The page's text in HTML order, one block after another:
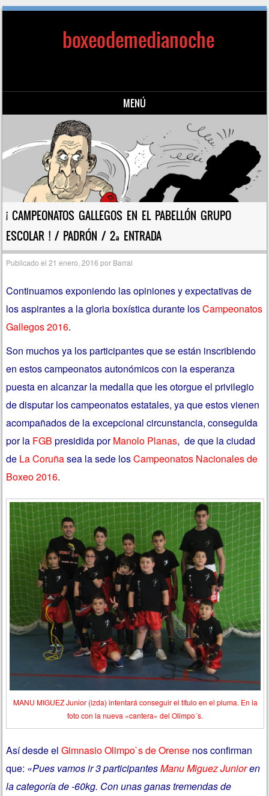
boxeodemedianoche
MENÚ
Saltar al contenido
¡ CAMPEONATOS GALLEGOS EN EL PABELLÓN GRUPO
ESCOLAR ! / PADRÓN / 2ª ENTRADA
Publicado el21 enero, 2016 por Barral
Continuamos exponiendo las opiniones y expectativas de
los aspirantes a la gloria boxística durante losCampeonatos
Gallegos 2016.
Son muchos ya los participantes que se están inscribiendo
en estos campeonatos autonómicos con la esperanza
puesta en alcanzar la medalla que les otorgue el privilegio
de disputar los campeonatos estatales, ya que estos vienen
acompañados de la excepcional circunstancia, conseguida
por la FGB presidida porManolo Planas, de que la ciudad
de La Coruñasea la sede losCampeonatos Nacionales de
Boxeo 2016.
MANU MIGUEZ Junior (izda) intentará conseguir el título en el pluma. En la
foto con la nueva «cantera» del Olimpo´s.
Así desde elGimnasio Olimpo`s de Orense nos confirman
que: «Pues vamos ir 3 participantesManu Miguez Junioren
la categoría de -60kg. Con unas ganas tremendas de